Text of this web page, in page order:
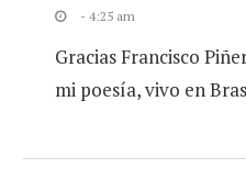
- 4:25 am
Gracias Francisco
mi poesía, vivo en